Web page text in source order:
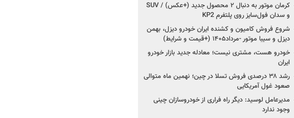
کرمان موتور به دنبال ۲ محصول جدید (+عکس) / SUV
و سدان فول‌سایز روی پلتفرم KP2
شروع فروش کامیون و کشنده ایران خودرو دیزل، بهمن
دیزل و سیبا موتور -مرداد۱۴۰۵ (+قیمت و شرایط)
خودرو هست، مشتری نیست؛ معادله جدید بازار خودرو
ایران
رشد ۳۸ درصدی فروش تسلا در چین؛ نهمین ماه متوالی
صعود غول آمریکایی
مدیرعامل لوسید: دیگر راه فراری از خودروسازان چینی
وجود ندارد